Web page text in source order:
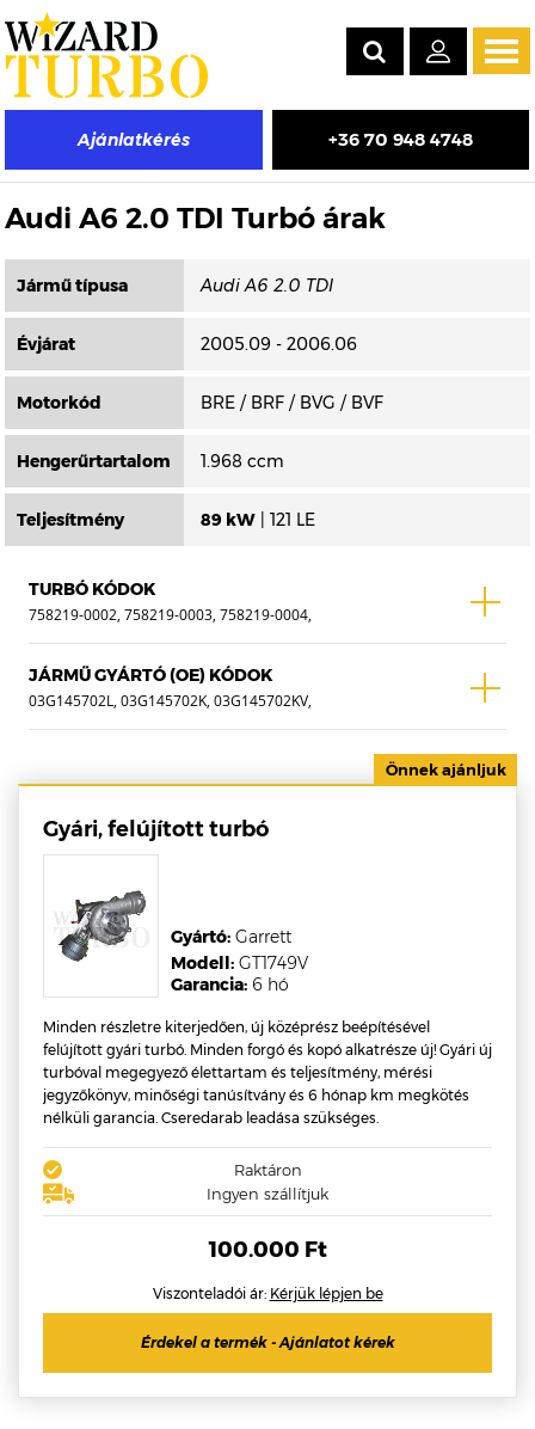
Ajánlatkérés +36 70 948 4748
Másik típus választása
Audi A6 2.0 TDI Turbó árak
Jármű típusa
Évjárat 2005.09 - 2006.06
Motorkód BRE / BRF / BVG / BVF
Hengerűrtartalom 1.968 ccm
Teljesítmény 89 kW | 121 LE
TURBÓ KÓDOK
758219-0002, 758219-0003, 758219-0004,
758219-0005, 758219-2, 758219-3, 758219-
4, 758219-5, 758219-5002S, 758219-5003S,
758219-5004S, 758219-5005S, 758219-
JÁRMŰ GYÁRTÓ (OE) KÓDOK
03G145702L, 03G145702K, 03G145702KV,
03G145702KX, 03G145702LV, 03G145702LX,
03G145702F, 03G145702FV, 03G145702FX ,
Gyári, felújított turbó
Garancia: 6 hó
Modell: GT1749V
Gyártó: Garrett
Minden részletre kiterjedően, új középrész beépítésével
felújított gyári turbó. Minden forgó és kopó alkatrésze új! Gyári új
turbóval megegyező élettartam és teljesítmény, mérési
jegyzőkönyv, minőségi tanúsítvány és 6 hónap km megkötés
nélküli garancia. Cseredarab leadása szükséges.
Raktáron
Ingyen szállítjuk
100.000 Ft
Viszonteladói ár: Kérjük lépjen be
Érdekel a termék - Ajánlatot kérek